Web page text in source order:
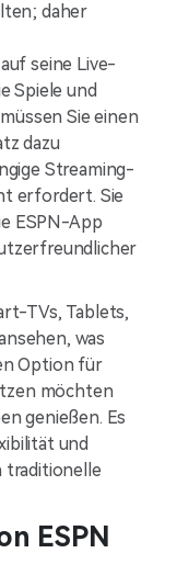
daher
seine Live-
Spiele und
Sie einen
dazu
Streaming-
erfordert. Sie
ESPN-App
TVs, Tablets,
was
Option für
möchten
genießen. Es
und
traditionelle
ESPN